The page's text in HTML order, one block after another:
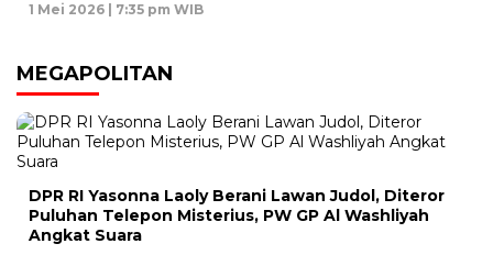
1 Mei 2026 | 7:35 pm WIB
MEGAPOLITAN
DPR RI Yasonna Laoly Berani Lawan Judol, Diteror
Puluhan Telepon Misterius, PW GP Al Washliyah
Angkat Suara